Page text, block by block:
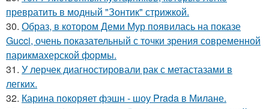
превратить в модный "Зонтик" стрижкой.
30. Образ, в котором Деми Мур появилась на показе
Gucci, очень показательный с точки зрения современной
парикмахерской формы.
31. У лерчек диагностировали рак с метастазами в
легких.
32. Карина покоряет фэшн - шоу Prada в Милане.